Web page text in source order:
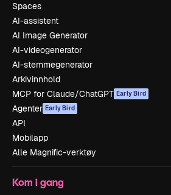
Spaces
AI-assistent
AI Image Generator
AI-videogenerator
AI-stemmegenerator
Arkivinnhold
MCP for Claude/ChatGPT Early Bird
Agenter Early Bird
API
Mobilapp
Alle Magnific-verktøy
Kom i gang